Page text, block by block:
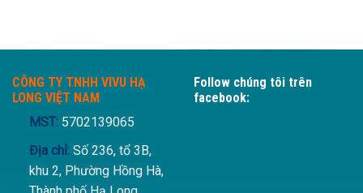
CÔNG TY TNHH VIVU HẠ
LONG VIỆT NAM
MST: 5702139065
Địa chỉ:Số 236, tổ 3B,
khu 2, Phường Hồng Hà,
Follow chúng tôi trên
facebook: